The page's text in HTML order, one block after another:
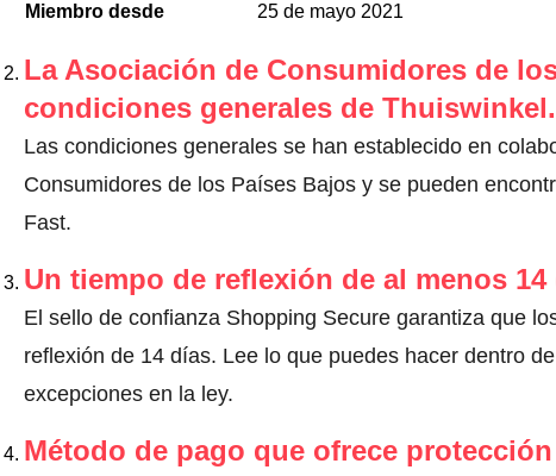
Miembro desde
25 de mayo 2021
La Asociación de Consumidores de
condiciones generales de
Las condiciones generales se han establecido en
Consumidores de los Países Bajos y se pueden
Fast.
Un tiempo de reflexión de al menos 14
El sello de confianza Shopping Secure garantiza que
reflexión de 14 días. Lee lo que puedes hacer dentro
excepciones en la ley.
Método de pago que ofrece protección